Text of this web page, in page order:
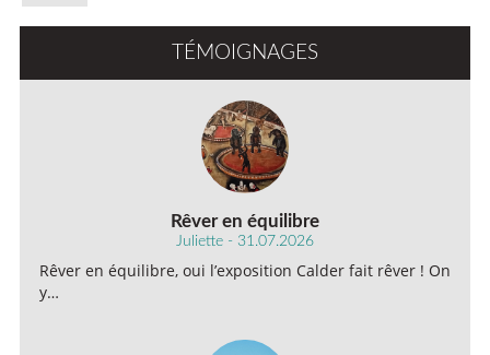
TÉMOIGNAGES
Rêver en équilibre
Juliette - 31.07.2026
Rêver en équilibre, oui l’exposition Calder fait rêver ! On
y…